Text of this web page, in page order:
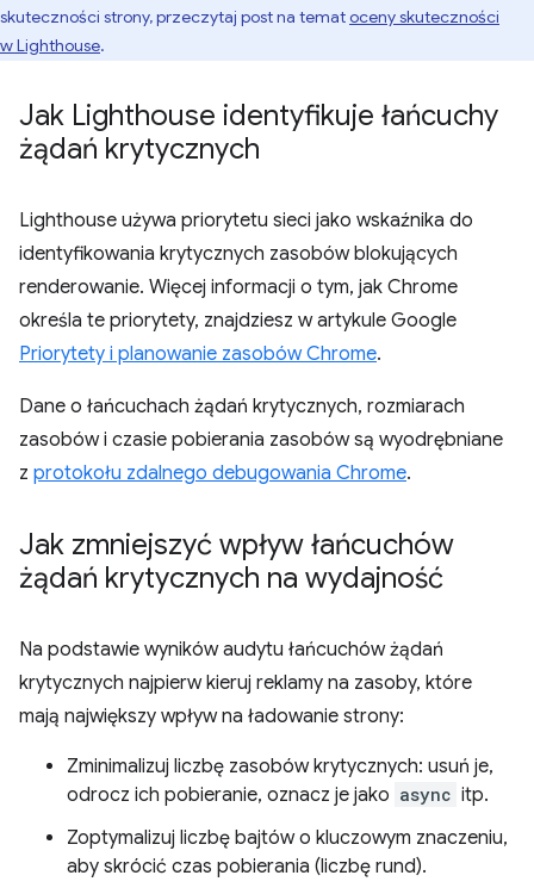
skuteczności strony, przeczytaj post na tematoceny skuteczności
w Lighthouse.
Jak Lighthouse identyfikuje łańcuchy
żądań krytycznych
Lighthouse używa priorytetu sieci jako wskaźnika do
identyfikowania krytycznych zasobów blokujących
renderowanie. Więcej informacji o tym, jak Chrome
określa te priorytety, znajdziesz w artykule Google
Priorytety i planowanie zasobów Chrome.
Dane o łańcuchach żądań krytycznych, rozmiarach
zasobów i czasie pobierania zasobów są wyodrębniane
z protokołu zdalnego debugowania Chrome.
Jak zmniejszyć wpływ łańcuchów
żądań krytycznych na wydajność
Na podstawie wyników audytu łańcuchów żądań
krytycznych najpierw kieruj reklamy na zasoby, które
mają największy wpływ na ładowanie strony:
Zminimalizuj liczbę zasobów krytycznych: usuń je,
odrocz ich pobieranie, oznacz je jako async itp.
Zoptymalizuj liczbę bajtów o kluczowym znaczeniu,
aby skrócić czas pobierania (liczbę rund).